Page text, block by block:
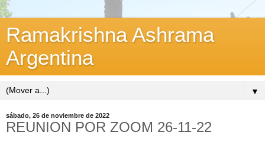
Ramakrishna Ashrama
Argentina
▼
sábado, 26 de noviembre de 2022
REUNION POR ZOOM 26-11-22